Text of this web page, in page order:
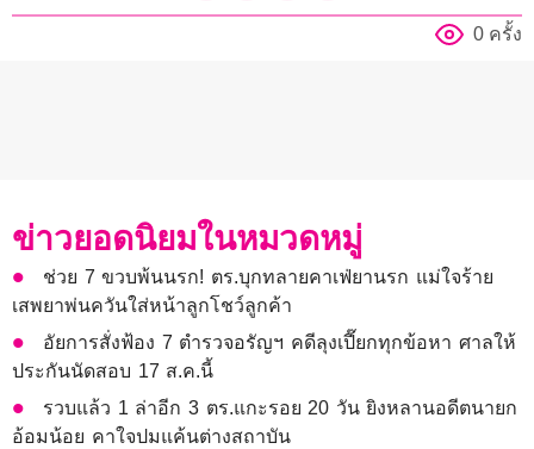
0 ครั้ง
ข่าวยอดนิยมในหมวดหมู่
ช่วย 7 ขวบพ้นนรก! ตร.บุกทลายคาเฟ่ยานรก แม่ใจร้าย
เสพยาพ่นควันใส่หน้าลูกโชว์ลูกค้า
อัยการสั่งฟ้อง 7 ตำรวจอรัญฯ คดีลุงเปี๊ยกทุกข้อหา ศาลให้
ประกันนัดสอบ 17 ส.ค.นี้
รวบแล้ว 1 ล่าอีก 3 ตร.แกะรอย 20 วัน ยิงหลานอดีตนายก
อ้อมน้อย คาใจปมแค้นต่างสถาบัน